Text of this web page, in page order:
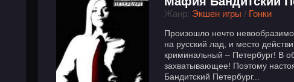
Жанр: Экшен игры / Гонки
Произошло нечто
на русский лад, и место
криминальный – Петербург! В
захватывающее! Поэтому
Бандитский Петербург...